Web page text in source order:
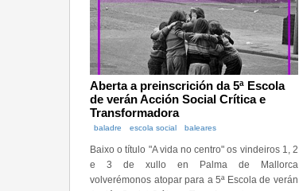
Aberta a preinscrición da 5ª Escola
de verán Acción Social Crítica e
Transformadora
baladre escola social baleares
Baixo o título "A vida no centro" os vindeiros 1, 2
e 3 de xullo en Palma de Mallorca
volverémonos atopar para a 5ª Escola de verán